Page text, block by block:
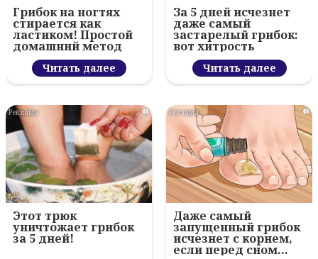
Грибок на ногтях
стирается как
ластиком! Простой
домашний метод
Читать далее
За 5 дней исчезнет
даже самый
застарелый грибок:
вот хитрость
Читать далее
i
Этот трюк
уничтожает грибок
за 5 дней!
i
Даже самый
запущенный грибок
исчезнет с корнем,
если перед сном…